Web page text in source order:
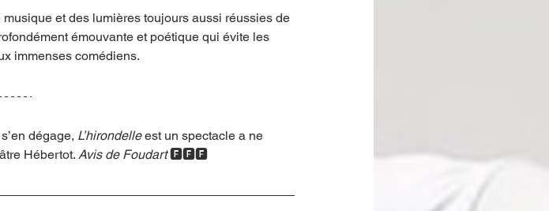
et des lumières toujours aussi réussies de
émouvante et poétique qui évite les
immenses comédiens.
dégage, L’hirondelle est un spectacle a ne
Hébertot. Avis de Foudart 🅵🅵🅵